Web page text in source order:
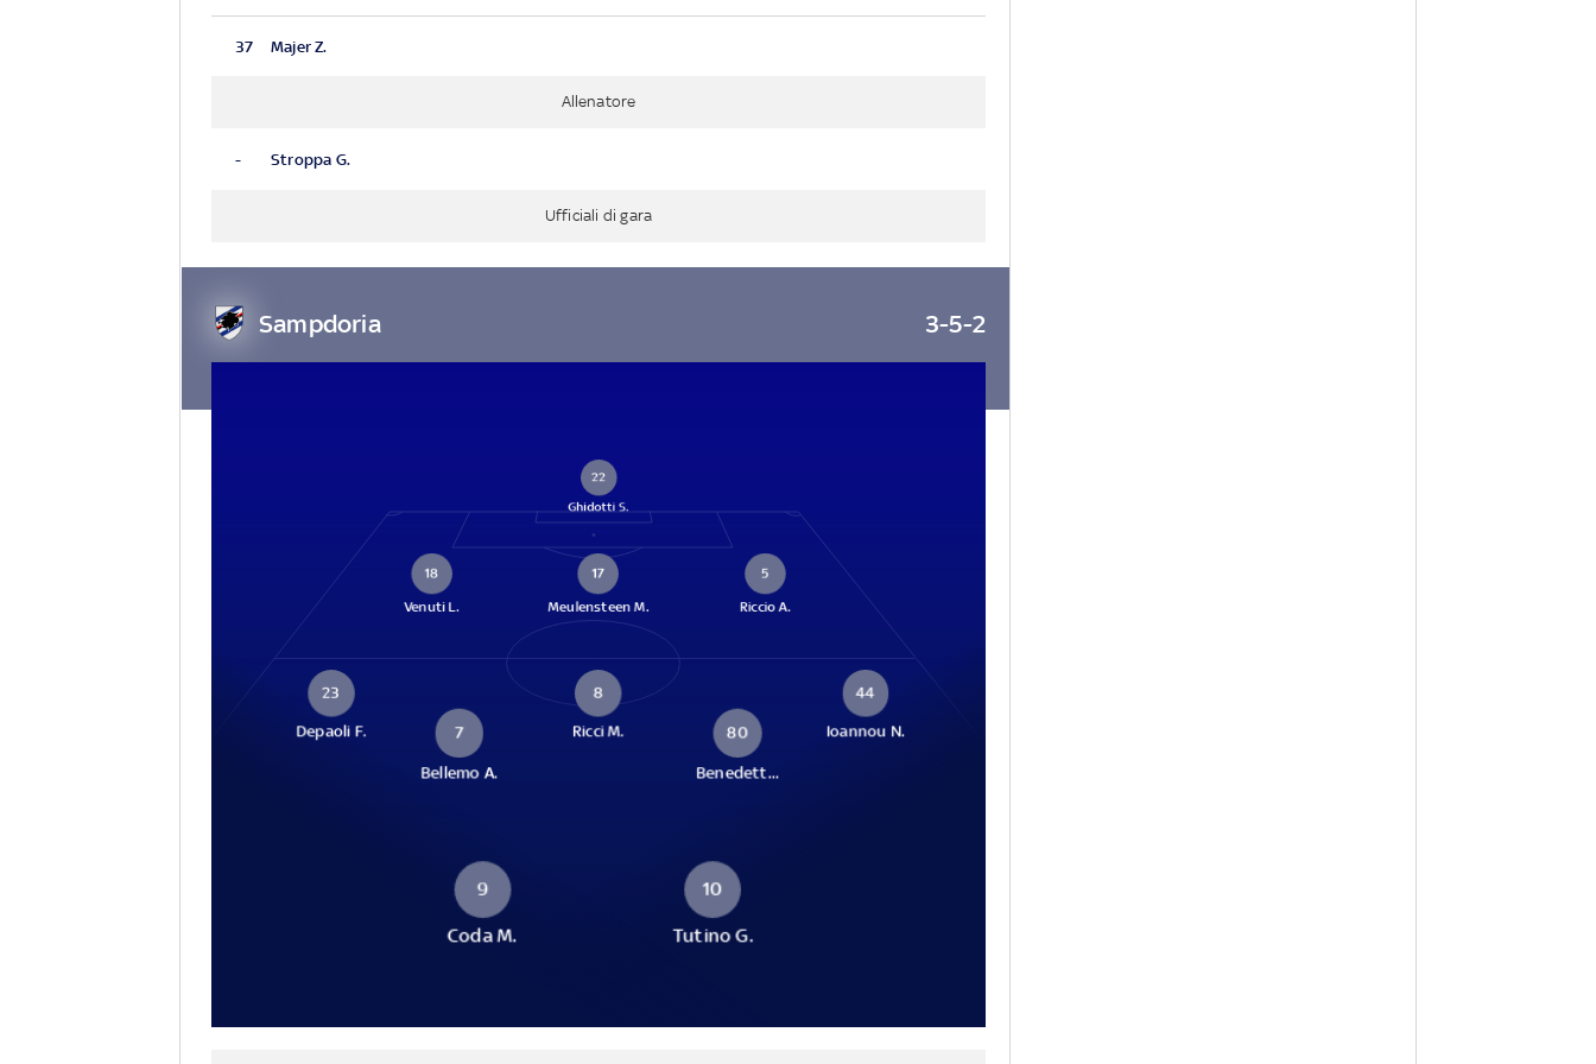
37 Majer Z.
Allenatore
- Stroppa G.
Ufficiali di gara
Sampdoria 3-5-2
22
Ghidotti S.
18
Venuti L.
17
Meulensteen M.
5
Riccio A.
23
Depaoli F. 7
Bellemo A.
8
Ricci M. 80
Benedett...
44
Ioannou N.
9
Coda M.
10
Tutino G.